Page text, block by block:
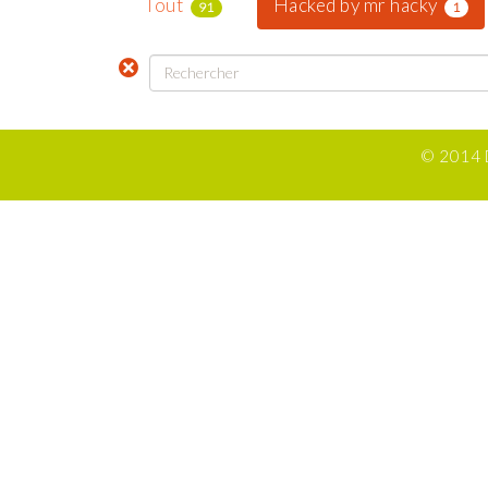
Tout 91 Hacked by mr hacky 1
© 2014